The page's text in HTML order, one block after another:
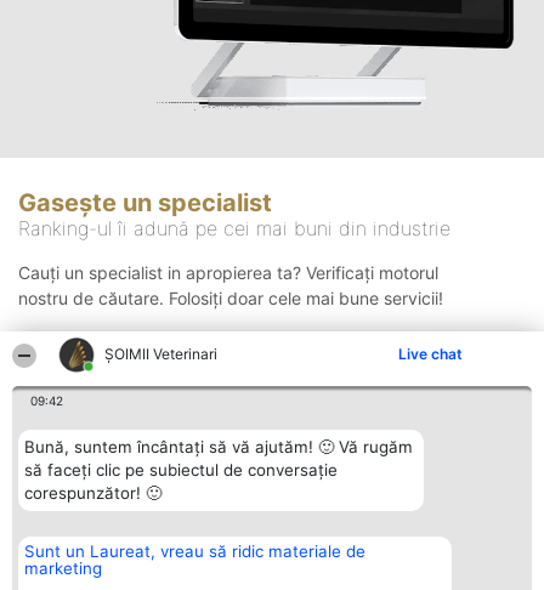
ȘOIMII Veterinari Live chat
09:42
Bună, suntem încântați să vă ajutăm! 🙂 Vă rugăm
să faceți clic pe subiectul de conversație
corespunzător! 🙂
Sunt un Laureat, vreau să ridic materiale de
marketing
Gasește un specialist
Ranking-ul îi adună pe cei mai buni din industrie
Cauți un specialist in apropierea ta? Verificați motorul
nostru de căutare. Folosiți doar cele mai bune servicii!
Organizator Ranking
BRIGHT SOLUTIONS BR SRL
Plebiscyt Contact